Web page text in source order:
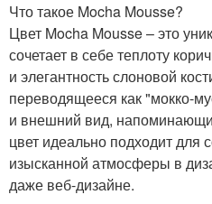
Что такое Mocha Mousse?
Цвет Mocha Mousse – это
сочетает в себе теплоту
и элегантность слоновой
переводящееся как "мокко-
и внешний вид,
цвет идеально подходит для
изысканной атмосферы в
даже веб-дизайне.